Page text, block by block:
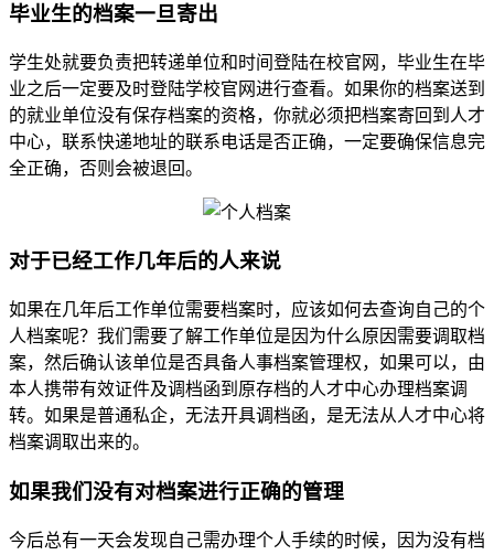
毕业生的档案一旦寄出
学生处就要负责把转递单位和时间登陆在校官网，毕业生在毕
业之后一定要及时登陆学校官网进行查看。如果你的档案送到
的就业单位没有保存档案的资格，你就必须把档案寄回到人才
中心，联系快递地址的联系电话是否正确，一定要确保信息完
全正确，否则会被退回。
对于已经工作几年后的人来说
如果在几年后工作单位需要档案时，应该如何去查询自己的个
人档案呢？我们需要了解工作单位是因为什么原因需要调取档
案，然后确认该单位是否具备人事档案管理权，如果可以，由
本人携带有效证件及调档函到原存档的人才中心办理档案调
转。如果是普通私企，无法开具调档函，是无法从人才中心将
档案调取出来的。
如果我们没有对档案进行正确的管理
今后总有一天会发现自己需办理个人手续的时候，因为没有档